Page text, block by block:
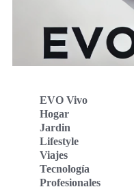
EVO Vivo
Hogar
Jardin
Lifestyle
Viajes
Tecnología
Profesionales